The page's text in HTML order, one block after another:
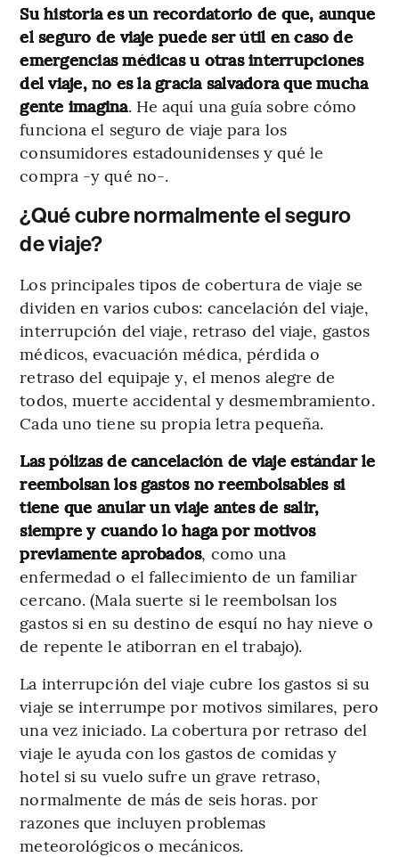
Su historia es un recordatorio de que, aunque
el seguro de viaje puede ser útil en caso de
emergencias médicas u otras interrupciones
del viaje, no es la gracia salvadora que mucha
gente imagina. He aquí una guía sobre cómo
funciona el seguro de viaje para los
consumidores estadounidenses y qué le
compra -y qué no-.
¿Qué cubre normalmente el seguro
de viaje?
Los principales tipos de cobertura de viaje se
dividen en varios cubos: cancelación del viaje,
interrupción del viaje, retraso del viaje, gastos
médicos, evacuación médica, pérdida o
retraso del equipaje y, el menos alegre de
todos, muerte accidental y desmembramiento.
Cada uno tiene su propia letra pequeña.
Las pólizas de cancelación de viaje estándar le
reembolsan los gastos no reembolsables si
tiene que anular un viaje antes de salir,
siempre y cuando lo haga por motivos
previamente aprobados, como una
enfermedad o el fallecimiento de un familiar
cercano. (Mala suerte si le reembolsan los
gastos si en su destino de esquí no hay nieve o
de repente le atiborran en el trabajo).
La interrupción del viaje cubre los gastos si su
viaje se interrumpe por motivos similares, pero
una vez iniciado. La cobertura por retraso del
viaje le ayuda con los gastos de comidas y
hotel si su vuelo sufre un grave retraso,
normalmente de más de seis horas. por
razones que incluyen problemas
meteorológicos o mecánicos.